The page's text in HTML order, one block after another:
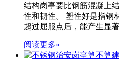
结构岗亭要比钢筋混凝上
性和韧性。 塑性好是指钢
超过屈服点后，能产生显
阅读更多»